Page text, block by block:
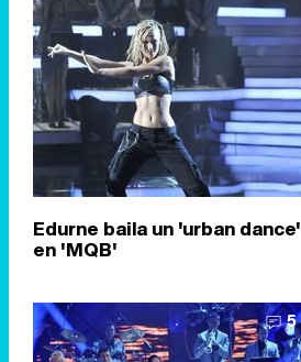
Edurne baila un 'urban dance'
en 'MQB'
5